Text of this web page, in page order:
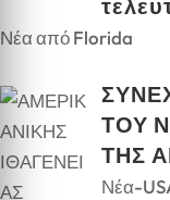
Νέα από Florida
ΤΟΥ
ΤΗΣ
Νέα-